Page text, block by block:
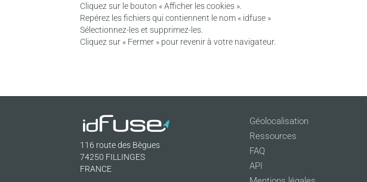
Cliquez sur le bouton « Afficher les cookies ».
Repérez les fichiers qui contiennent le nom « idfuse »
Sélectionnez-les et supprimez-les.
Cliquez sur « Fermer » pour revenir à votre navigateur.
116 route des Bègues
74250 FILLINGES
FRANCE
Géolocalisation
Ressources
FAQ
API